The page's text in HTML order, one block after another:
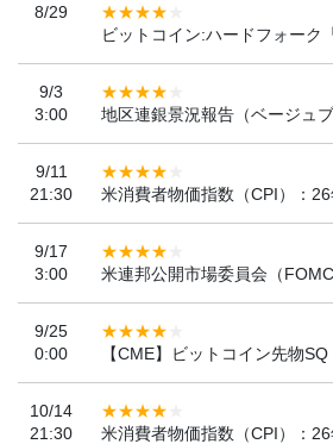
8/29
ビットコイン:ハードフォーク
9/3
3:00
地区連銀景況報告（ベージュブ
9/11
21:30
米消費者物価指数（CPI）：
9/17
3:00
米連邦公開市場委員会（
9/25
0:00
【CME】ビットコイン先物SQ
10/14
21:30
米消費者物価指数（CPI）：